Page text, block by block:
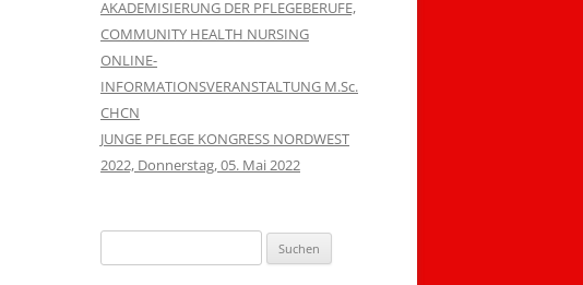
AKADEMISIERUNG DER PFLEGEBERUFE,
COMMUNITY HEALTH NURSING
ONLINE-
INFORMATIONSVERANSTALTUNG M.Sc.
CHCN
JUNGE PFLEGE KONGRESS NORDWEST
2022, Donnerstag, 05. Mai 2022
nach: